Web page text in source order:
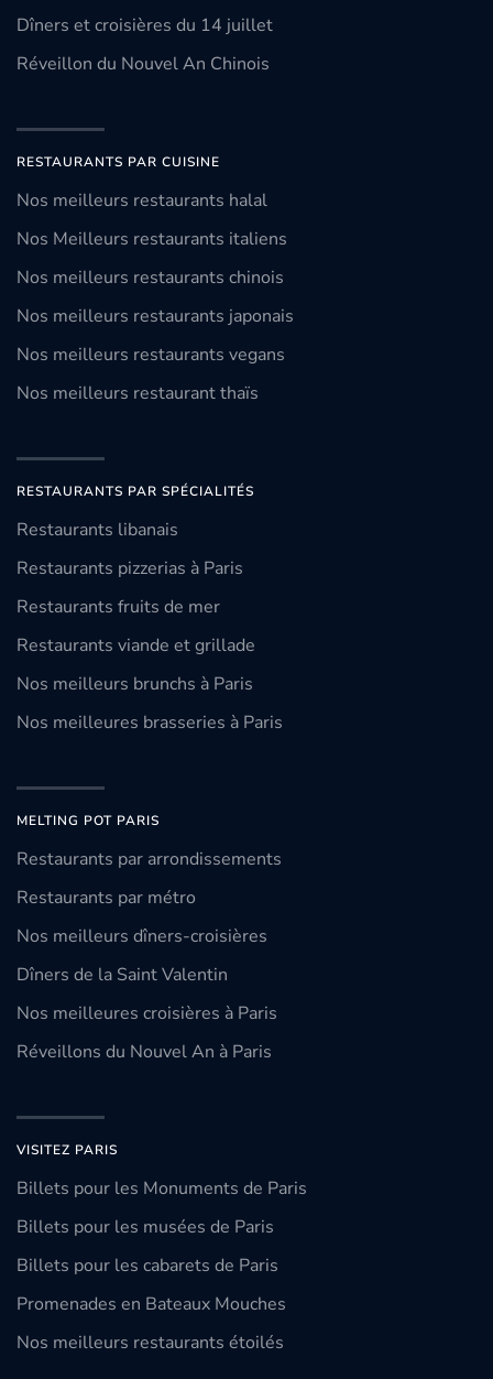
Dîners et croisières du 14 juillet
Réveillon du Nouvel An Chinois
RESTAURANTS PAR CUISINE
Nos meilleurs restaurants halal
Nos Meilleurs restaurants italiens
Nos meilleurs restaurants chinois
Nos meilleurs restaurants japonais
Nos meilleurs restaurants vegans
Nos meilleurs restaurant thaïs
RESTAURANTS PAR SPÉCIALITÉS
Restaurants libanais
Restaurants pizzerias à Paris
Restaurants fruits de mer
Restaurants viande et grillade
Nos meilleurs brunchs à Paris
Nos meilleures brasseries à Paris
MELTING POT PARIS
Restaurants par arrondissements
Restaurants par métro
Nos meilleurs dîners-croisières
Dîners de la Saint Valentin
Nos meilleures croisières à Paris
Réveillons du Nouvel An à Paris
VISITEZ PARIS
Billets pour les Monuments de Paris
Billets pour les musées de Paris
Billets pour les cabarets de Paris
Promenades en Bateaux Mouches
Nos meilleurs restaurants étoilés